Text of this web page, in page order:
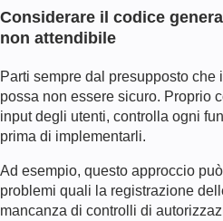
Considerare il codice
non attendibile
Parti sempre dal presupposto che
possa non essere sicuro. Proprio
input degli utenti, controlla ogni
prima di implementarli.
Ad esempio, questo approccio
problemi quali la registrazione
mancanza di controlli di